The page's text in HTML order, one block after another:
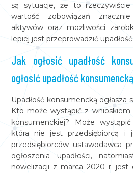
są sytuacje, że to rzeczywiście
wartość zobowiązań
aktywów oraz możliwości
lepiej jest przeprowadzić
Jak ogłosić upadłość
ogłosić upadłość
Upadłość konsumencką ogłasza
Kto może wystąpić z wnioskiem
konsumenckiej? Może
która nie jest przedsiębiorcą i
przedsiębiorców ustawodawca
ogłoszenia upadłości,
nowelizacji z marca 2020 r. jest